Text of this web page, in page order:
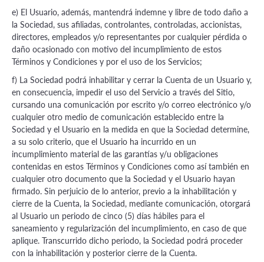
e) El Usuario, además, mantendrá indemne y libre de todo daño a
la Sociedad, sus afiliadas, controlantes, controladas, accionistas,
directores, empleados y/o representantes por cualquier pérdida o
daño ocasionado con motivo del incumplimiento de estos
Términos y Condiciones y por el uso de los Servicios;
f) La Sociedad podrá inhabilitar y cerrar la Cuenta de un Usuario y,
en consecuencia, impedir el uso del Servicio a través del Sitio,
cursando una comunicación por escrito y/o correo electrónico y/o
cualquier otro medio de comunicación establecido entre la
Sociedad y el Usuario en la medida en que la Sociedad determine,
a su solo criterio, que el Usuario ha incurrido en un
incumplimiento material de las garantías y/u obligaciones
contenidas en estos Términos y Condiciones como así también en
cualquier otro documento que la Sociedad y el Usuario hayan
firmado. Sin perjuicio de lo anterior, previo a la inhabilitación y
cierre de la Cuenta, la Sociedad, mediante comunicación, otorgará
al Usuario un periodo de cinco (5) días hábiles para el
saneamiento y regularización del incumplimiento, en caso de que
aplique. Transcurrido dicho periodo, la Sociedad podrá proceder
con la inhabilitación y posterior cierre de la Cuenta.